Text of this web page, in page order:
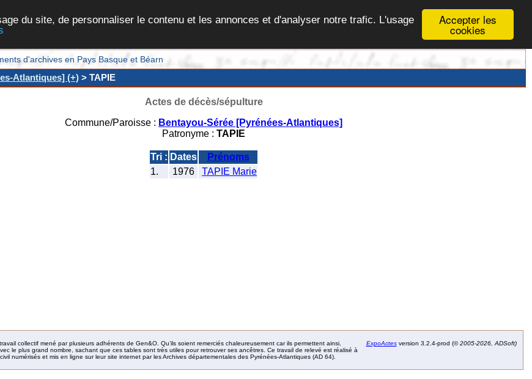
Accepter les
cookies
du site, de personnaliser le contenu et les annonces et d'analyser notre trafic. L'usage
d'archives en Pays Basque et Béarn
Atlantiques] (+) > TAPIE
Actes de décès/sépulture
Commune/Paroisse : Bentayou-Sérée [Pyrénées-Atlantiques]
Patronyme : TAPIE
Tri : Dates
Prénoms
1.
1976 TAPIE Marie
collectif mené par plusieurs adhérents de Gen&O. Qu’ils soient remerciés chaleureusement car ils permettent ainsi,
le plus grand nombre, sachant que ces tables sont très utiles pour retrouver ses ancêtres. Ce travail de relevé est réalisé à
numérisés et mis en ligne sur leur site internet par les Archives départementales des Pyrénées-Atlantiques (AD 64).
ExpoActesversion 3.2.4-prod (©2005-2026, ADSoft)